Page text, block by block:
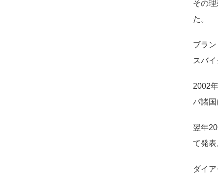
その理
た。
ブラ
スバ
2002
パ諸国
翌年
て発表
ダイ